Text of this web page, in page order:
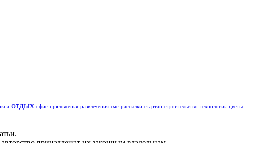
отдых офис приложения развлечения смс-рассылки стартап строительство технологии цветы